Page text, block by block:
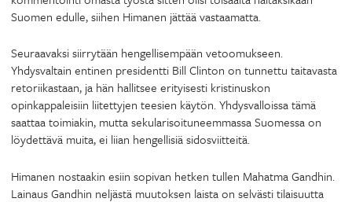
Suomen edulle, siihen Himanen jättää vastaamatta.
Seuraavaksi siirrytään hengellisempään vetoomukseen.
Yhdysvaltain entinen presidentti Bill Clinton on tunnettu taitavasta
retoriikastaan, ja hän hallitsee erityisesti kristinuskon
opinkappaleisiin liitettyjen teesien käytön. Yhdysvalloissa tämä
saattaa toimiakin, mutta sekularisoituneemmassa Suomessa on
löydettävä muita, ei liian hengellisiä sidosviitteitä.
Himanen nostaakin esiin sopivan hetken tullen Mahatma Gandhin.
Lainaus Gandhin neljästä muutoksen laista on selvästi tilaisuutta